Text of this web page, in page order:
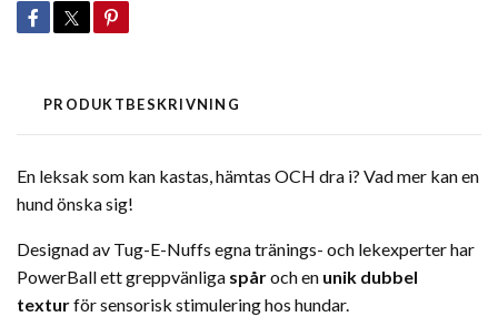
PRODUKTBESKRIVNING
En leksak som kan kastas, hämtas OCH dra i? Vad mer kan en
hund önska sig!
Designad av Tug-E-Nuffs egna tränings- och lekexperterhar
PowerBall ett greppvänliga spåroch en unik dubbel
texturför sensorisk stimulering hos hundar.